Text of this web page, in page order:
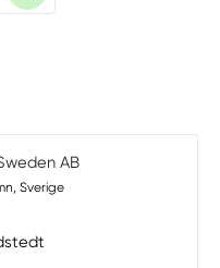
AB
Sverige